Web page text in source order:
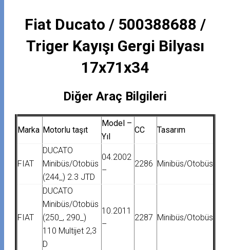
Fiat Ducato / 500388688 /
Triger Kayışı Gergi Bilyası
17x71x34
Diğer Araç Bilgileri
Marka Motorlu taşıt
Model –
Yıl
CC Tasarım
FIAT
DUCATO
Minibüs/Otobüs
(244_) 2.3 JTD
04.2002
–
2286 Minibüs/Otobüs
FIAT
DUCATO
Minibüs/Otobüs
(250_, 290_)
110 Multijet 2,3
D
10.2011
–
2287 Minibüs/Otobüs